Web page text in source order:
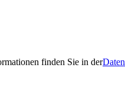
finden Sie in der